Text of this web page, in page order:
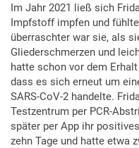
Im Jahr 2021 ließ sich
Impfstoff impfen und
überraschter war sie, als
Gliederschmerzen und
hatte schon vor dem
dass es sich erneut um
SARS-CoV-2 handelte.
Testzentrum per PCR-
später per App ihr
zehn Tage und hatte etwa